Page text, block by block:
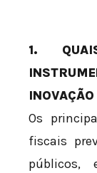
1.
Os
fiscais
públicos,